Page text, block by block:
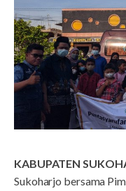
KABUPATEN
Sukoharjo bersama